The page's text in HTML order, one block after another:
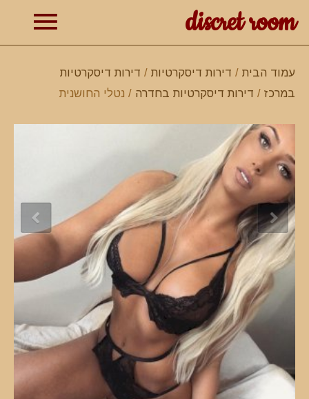
discret room
עמוד הבית / דירות דיסקרטיות / דירות דיסקרטיות
במרכז / דירות דיסקרטיות בחדרה / נטלי החושנית